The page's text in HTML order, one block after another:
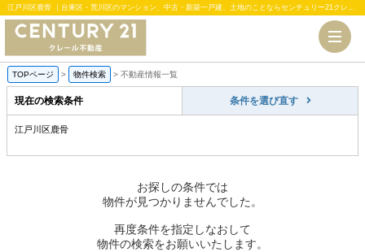
江戸川区鹿骨 ｜台東区・荒川区のマンション、中古・新築一戸建、土地のことならセンチュリー21クレール不動産
TOPページ > 物件検索 > 不動産情報一覧
現在の検索条件 条件を選び直す
江戸川区鹿骨
お探しの条件では
物件が見つかりませんでした。
再度条件を指定しなおして
物件の検索をお願いいたします。